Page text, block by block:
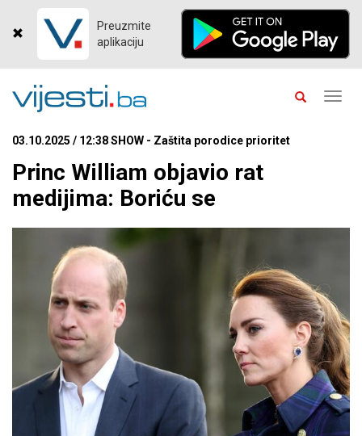
Preuzmite
aplikaciju
03.10.2025 / 12:38 SHOW - Zaštita porodice prioritet
Princ William objavio rat
medijima: Boriću se